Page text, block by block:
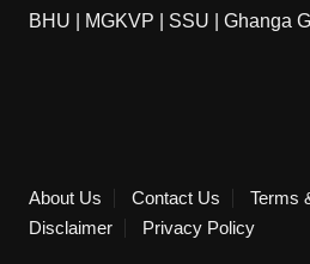
BHU MGKVP SSU Ghanga
About Us Contact Us
Terms
Disclaimer
Privacy Policy